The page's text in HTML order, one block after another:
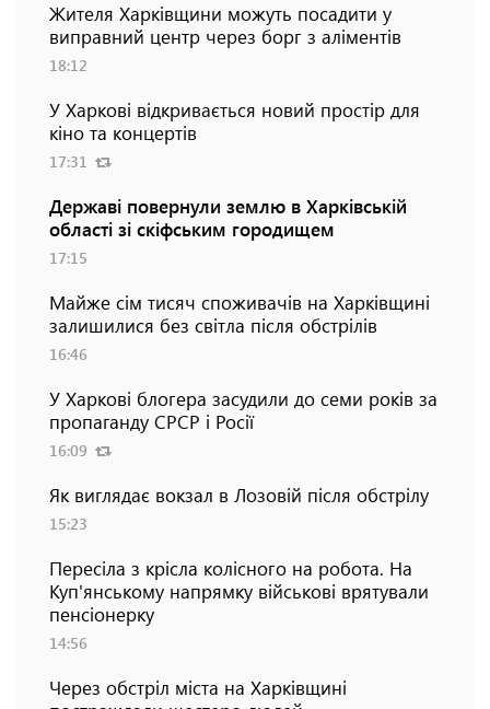
Жителя Харківщини можуть посадити у
виправний центр через борг з аліментів
18:12
У Харкові відкривається новий простір для
кіно та концертів
17:31
Державі повернули землю в Харківській
області зі скіфським городищем
17:15
Майже сім тисяч споживачів на Харківщині
залишилися без світла після обстрілів
16:46
У Харкові блогера засудили до семи років за
пропаганду СРСР і Росії
16:09
Як виглядає вокзал в Лозовій після обстрілу
15:23
Пересіла з крісла колісного на робота. На
Куп'янському напрямку військові врятували
пенсіонерку
14:56
Через обстріл міста на Харківщині